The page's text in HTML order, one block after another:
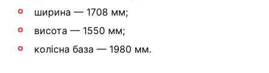
ширина — 1708 мм;
висота — 1550 мм;
колісна база — 1980 мм.